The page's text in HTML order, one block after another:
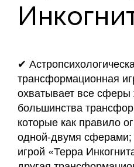
✔
трансформационная
охватывает все сферы
большинства
которые как правило
одной-двумя сферами;
игрой «Терра